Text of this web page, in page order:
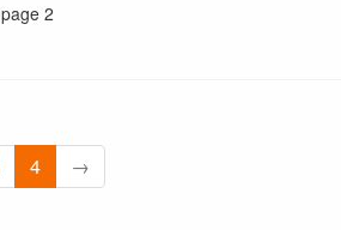
page 2
4 →